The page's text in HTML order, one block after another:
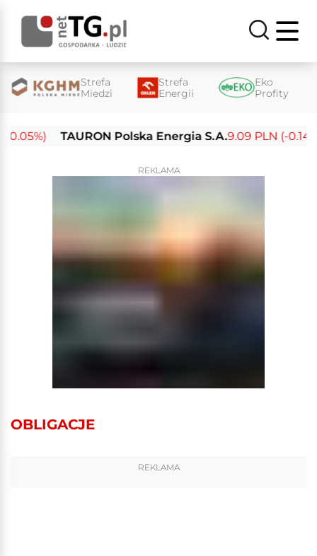
Strefa
Miedzi
Strefa
Energii
Eko
Profity
TAURON Polska Energia S.A.9.09 PLN (-0.14%)
REKLAMA
OBLIGACJE
REKLAMA